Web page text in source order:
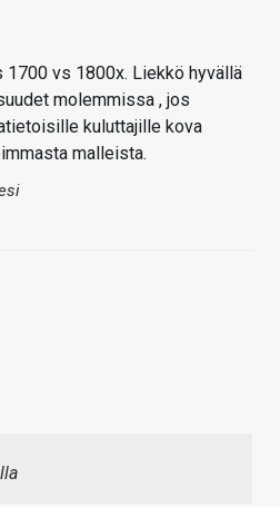
1700 vs 1800x. Liekkö hyvällä
molemmissa , jos
kuluttajille kova
malleista.